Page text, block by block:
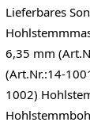
Lieferbares
6,35 mm
(Art.Nr.:14-
1002)